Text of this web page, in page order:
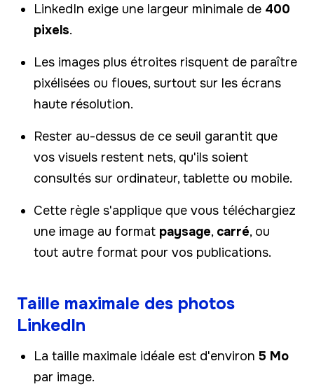
LinkedIn exige une largeur minimale de 400
pixels.
Les images plus étroites risquent de paraître
pixélisées ou floues, surtout sur les écrans
haute résolution.
Rester au-dessus de ce seuil garantit que
vos visuels restent nets, qu'ils soient
consultés sur ordinateur, tablette ou mobile.
Cette règle s'applique que vous téléchargiez
une image au format paysage, carré, ou
tout autre format pour vos publications.
Taille maximale des photos
LinkedIn
La taille maximale idéale est d'environ 5 Mo
par image.